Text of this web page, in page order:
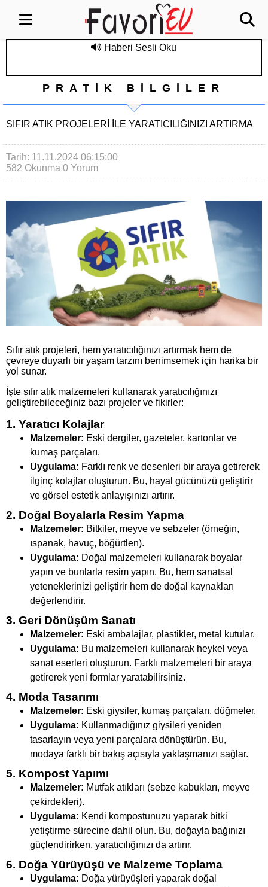
Haberi Sesli Oku
PRATİK BİLGİLER
SIFIR ATIK PROJELERI İLE YARATICILIĞINIZI ARTIRMA
Tarih: 11.11.2024 06:15:00
582 Okunma 0 Yorum
Sıfır atık projeleri, hem yaratıcılığınızı artırmak hem de
çevreye duyarlı bir yaşam tarzını benimsemek için harika bir
yol sunar.
İşte sıfır atık malzemeleri kullanarak yaratıcılığınızı
geliştirebileceğiniz bazı projeler ve fikirler:
1. Yaratıcı Kolajlar
Malzemeler: Eski dergiler, gazeteler, kartonlar ve
kumaş parçaları.
Uygulama: Farklı renk ve desenleri bir araya getirerek
ilginç kolajlar oluşturun. Bu, hayal gücünüzü geliştirir
ve görsel estetik anlayışınızı artırır.
2. Doğal Boyalarla Resim Yapma
Malzemeler: Bitkiler, meyve ve sebzeler (örneğin,
ıspanak, havuç, böğürtlen).
Uygulama: Doğal malzemeleri kullanarak boyalar
yapın ve bunlarla resim yapın. Bu, hem sanatsal
yeteneklerinizi geliştirir hem de doğal kaynakları
değerlendirir.
3. Geri Dönüşüm Sanatı
Malzemeler: Eski ambalajlar, plastikler, metal kutular.
Uygulama: Bu malzemeleri kullanarak heykel veya
sanat eserleri oluşturun. Farklı malzemeleri bir araya
getirerek yeni formlar yaratabilirsiniz.
4. Moda Tasarımı
Malzemeler: Eski giysiler, kumaş parçaları, düğmeler.
Uygulama: Kullanmadığınız giysileri yeniden
tasarlayın veya yeni parçalara dönüştürün. Bu,
modaya farklı bir bakış açısıyla yaklaşmanızı sağlar.
5. Kompost Yapımı
Malzemeler: Mutfak atıkları (sebze kabukları, meyve
çekirdekleri).
Uygulama: Kendi kompostunuzu yaparak bitki
yetiştirme sürecine dahil olun. Bu, doğayla bağınızı
güçlendirirken, yaratıcılığınızı da artırır.
6. Doğa Yürüyüşü ve Malzeme Toplama
Uygulama: Doğa yürüyüşleri yaparak doğal